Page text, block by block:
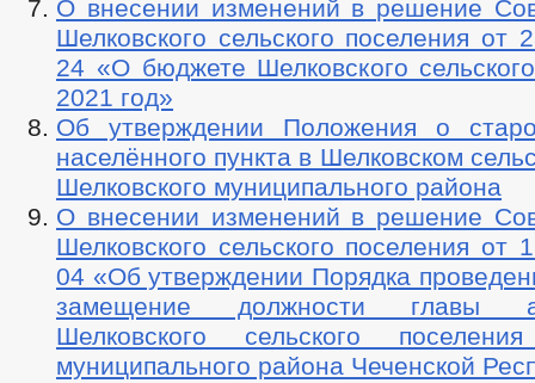
О внесении изменений в решение
Шелковского сельского поселения от
24 «О бюджете Шелковского
2021 год»
Об утверждении Положения о
населённого пункта в Шелковском
Шелковского муниципального района
О внесении изменений в решение
Шелковского сельского поселения от
04 «Об утверждении Порядка
замещение должности главы
Шелковского сельского
муниципального района Чеченской